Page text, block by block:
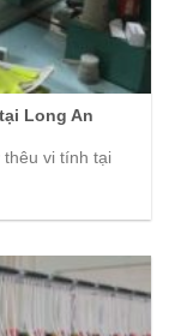
Long An
thêu vi tính tại